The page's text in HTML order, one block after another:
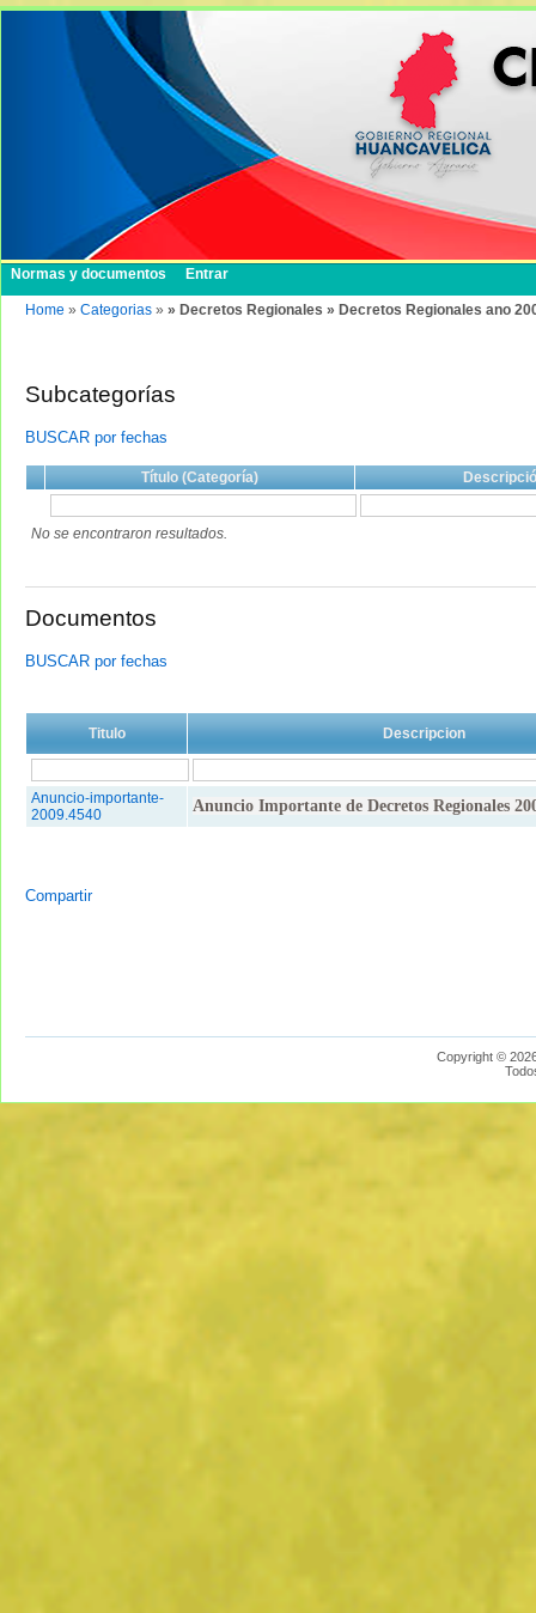
Normas y documentos Entrar
Home » Categorias » » Decretos Regionales » Decretos Regionales ano
Subcategorías
BUSCAR por fechas
Título (Categoría)
No se encontraron resultados.
Documentos
BUSCAR por fechas
Titulo Descripcion
Anuncio-importante-
2009.4540
Anuncio Importante de Decretos Regionales
Compartir
Copyright ©